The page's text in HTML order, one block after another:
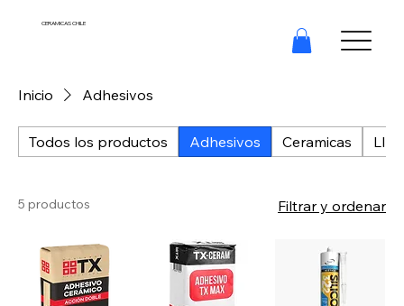
CERAMICAS CHILE
Inicio Adhesivos
Todos los productos Adhesivos Ceramicas
5 productos Filtrar y ordenar